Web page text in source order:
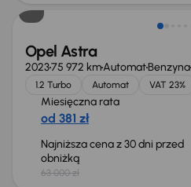
Opel Astra
202375 972 kmAutomatBenzyna
1.2 Turbo Automat VAT 23%
Miesięczna rata
od 381 zł
Najniższa cena z 30 dni przed
obniżką
63 000 zł
Extra zniżka 1 300 zł